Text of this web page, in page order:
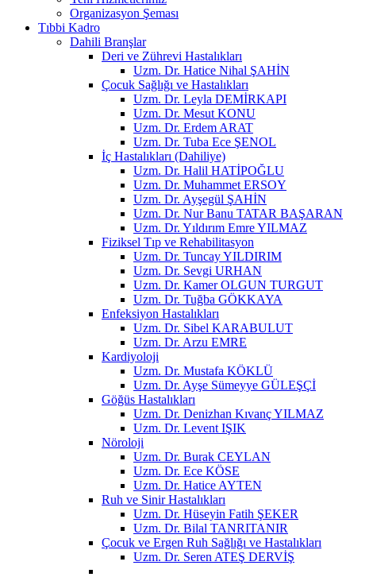
Organizasyon Şeması
Tıbbi Kadro
Dahili Branşlar
Deri ve Zührevi Hastalıkları
Uzm. Dr. Hatice Nihal ŞAHİN
Çocuk Sağlığı ve Hastalıkları
Uzm. Dr. Leyla DEMİRKAPI
Uzm. Dr. Mesut KONU
Uzm. Dr. Erdem ARAT
Uzm. Dr. Tuba Ece ŞENOL
İç Hastalıkları (Dahiliye)
Uzm. Dr. Halil HATİPOĞLU
Uzm. Dr. Muhammet ERSOY
Uzm. Dr. Ayşegül ŞAHİN
Uzm. Dr. Nur Banu TATAR BAŞARAN
Uzm. Dr. Yıldırım Emre YILMAZ
Fiziksel Tıp ve Rehabilitasyon
Uzm. Dr. Tuncay YILDIRIM
Uzm. Dr. Sevgi URHAN
Uzm. Dr. Kamer OLGUN TURGUT
Uzm. Dr. Tuğba GÖKKAYA
Enfeksiyon Hastalıkları
Uzm. Dr. Sibel KARABULUT
Uzm. Dr. Arzu EMRE
Kardiyoloji
Uzm. Dr. Mustafa KÖKLÜ
Uzm. Dr. Ayşe Sümeyye GÜLEŞÇİ
Göğüs Hastalıkları
Uzm. Dr. Denizhan Kıvanç YILMAZ
Uzm. Dr. Levent IŞIK
Nöroloji
Uzm. Dr. Burak CEYLAN
Uzm. Dr. Ece KÖSE
Uzm. Dr. Hatice AYTEN
Ruh ve Sinir Hastalıkları
Uzm. Dr. Hüseyin Fatih ŞEKER
Uzm. Dr. Bilal TANRITANIR
Çocuk ve Ergen Ruh Sağlığı ve Hastalıkları
Uzm. Dr. Seren ATEŞ DERVİŞ